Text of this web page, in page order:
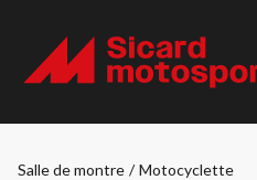
Salle de montre / Motocyclette